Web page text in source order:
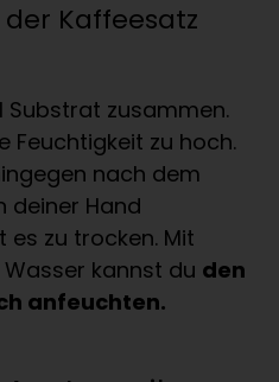
Kaffeesatz
Substrat zusammen.
Feuchtigkeit zu hoch.
nach dem
deiner Hand
es zu trocken. Mit
kannst du den
anfeuchten.